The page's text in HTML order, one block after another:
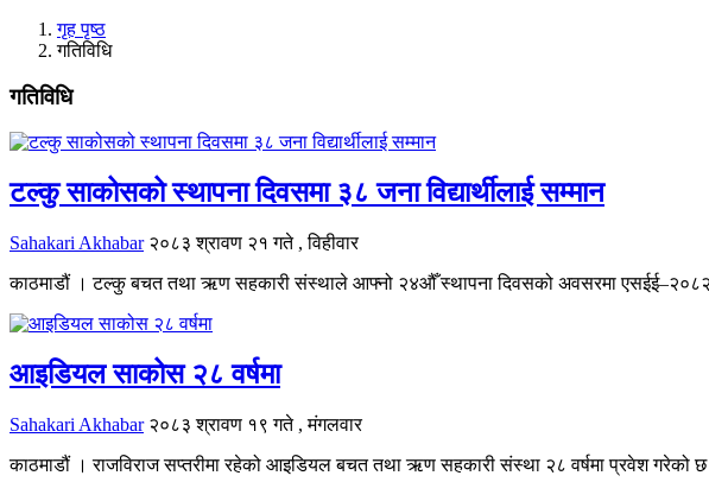
गृह पृष्ठ
गतिविधि
गतिविधि
टल्कु साकोसको स्थापना दिवसमा ३८ जना विद्यार्थीलाई सम्मान
Sahakari Akhabar २०८३ श्रावण २१ गते , विहीवार
काठमाडौं । टल्कु बचत तथा ऋण सहकारी संस्थाले आफ्नो २४औँ स्थापना दिवसको अवसरमा एसईई–२०८२
आइडियल साकोस २८ वर्षमा
Sahakari Akhabar २०८३ श्रावण १९ गते , मंगलवार
काठमाडौं । राजविराज सप्तरीमा रहेको आइडियल बचत तथा ऋण सहकारी संस्था २८ वर्षमा प्रवेश